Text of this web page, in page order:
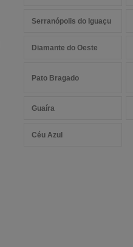
Serranópolis do Iguaçu
Diamante do Oeste
Pato Bragado
Guaíra
Céu Azul